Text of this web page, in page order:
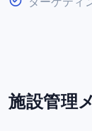
施設管理